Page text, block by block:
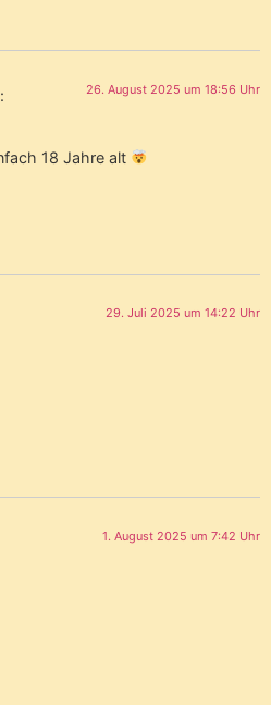
26. August 2025 um 18:56 Uhr
18 Jahre alt
29. Juli 2025 um 14:22 Uhr
1. August 2025 um 7:42 Uhr